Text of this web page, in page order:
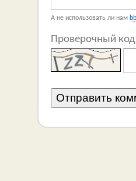
А не использовать ли нам
Проверочный